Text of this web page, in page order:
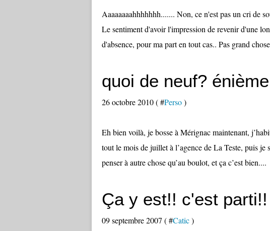
Aaaaaaaahhhhhhh....... Non, ce n'est pas un cri de
Le sentiment d'avoir l'impression de revenir d'une
d'absence, pour ma part en tout cas.. Pas grand
quoi de neuf?
26 octobre 2010 ( #Perso)
Eh bien voilà, je bosse à Mérignac maintenant,
tout le mois de juillet à l’agence de La Teste, puis je
penser à autre chose qu’au boulot, et ça c’est bien....
Ça y est!! c'est parti!!
09 septembre 2007 ( #Catic)